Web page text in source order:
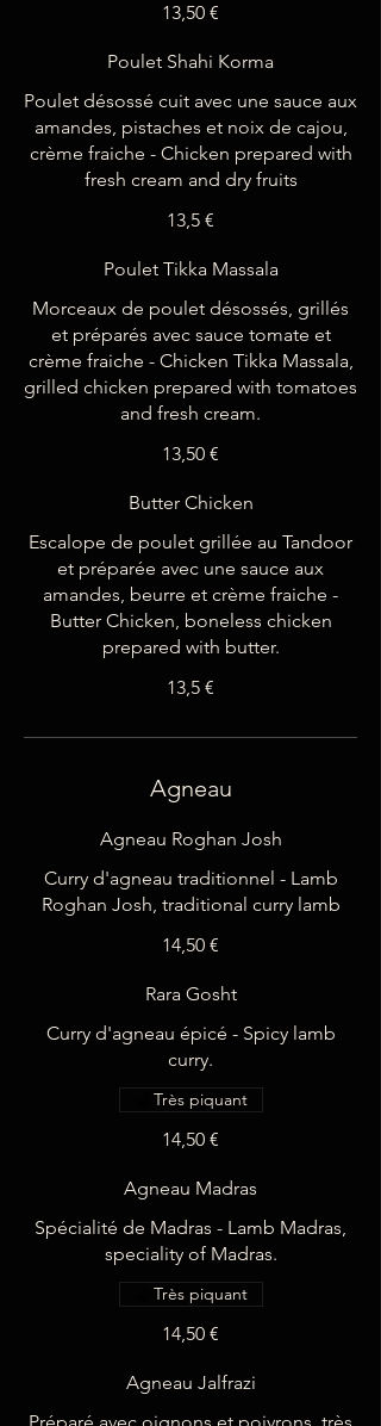
13,50 €
Poulet Shahi Korma
Poulet désossé cuit avec une sauce aux
amandes, pistaches et noix de cajou,
crème fraiche - Chicken prepared with
fresh cream and dry fruits
13,5 €
Poulet Tikka Massala
Morceaux de poulet désossés, grillés
et préparés avec sauce tomate et
crème fraiche - Chicken Tikka Massala,
grilled chicken prepared with tomatoes
and fresh cream.
13,50 €
Butter Chicken
Escalope de poulet grillée au Tandoor
et préparée avec une sauce aux
amandes, beurre et crème fraiche -
Butter Chicken, boneless chicken
prepared with butter.
13,5 €
Agneau
Agneau Roghan Josh
Curry d'agneau traditionnel - Lamb
Roghan Josh, traditional curry lamb
14,50 €
Rara Gosht
Curry d'agneau épicé - Spicy lamb
curry.
14,50 €
Très piquant
Agneau Madras
Spécialité de Madras - Lamb Madras,
speciality of Madras.
14,50 €
Très piquant
Agneau Jalfrazi